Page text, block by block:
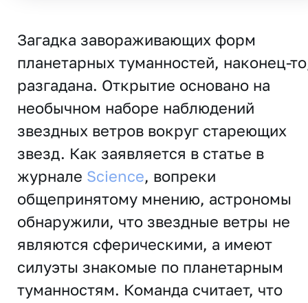
Загадка завораживающих форм
планетарных туманностей, наконец-
разгадана. Открытие основано на
необычном наборе наблюдений
звездных ветров вокруг стареющих
звезд. Как заявляется в статье в
журнале Science, вопреки
общепринятому мнению, астрономы
обнаружили, что звездные ветры не
являются сферическими, а имеют
силуэты знакомые по планетарным
туманностям. Команда считает, что